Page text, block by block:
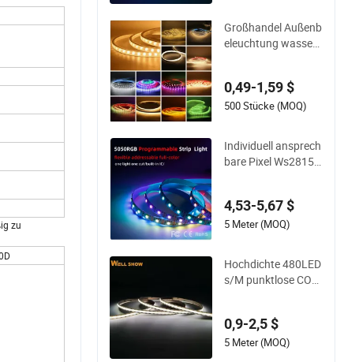
zu
Großhandel Außenb
eleuchtung wasserd
r Weihnachtsdekora
tion
0,49-1,59 $
500 Stücke (MOQ)
Individuell ansprech
bare Pixel Ws2815 5
Smarte APP Steuer
ung Musik-Synchro
im TV Hintergrundb
eleuchtung
4,53-5,67 $
5 Meter (MOQ)
Hochdichte 480LED
s/M punktlose COB
d
0,9-2,5 $
5 Meter (MOQ)